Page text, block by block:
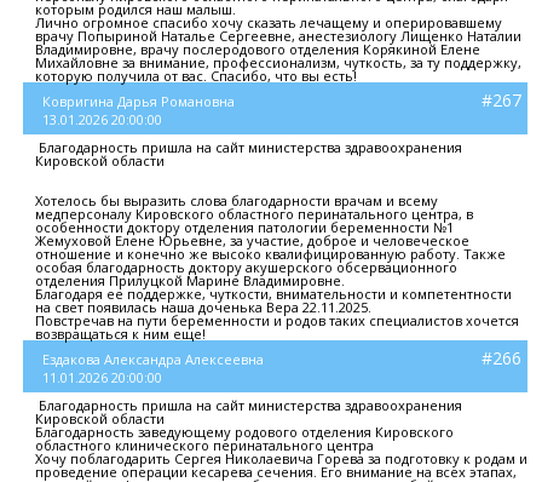
которым родился наш малыш.
Лично огромное спасибо хочу сказать лечащему и оперировавшему
врачу Попыриной Наталье Сергеевне, анестезиологу Лищенко Наталии
Владимировне, врачу послеродового отделения Корякиной Елене
Михайловне за внимание, профессионализм, чуткость, за ту поддержку,
которую получила от вас. Спасибо, что вы есть!
Ковригина Дарья Романовна
13.01.2026 20:00:00
#267
Благодарность пришла на сайт министерства здравоохранения
Кировской области
Хотелось бы выразить слова благодарности врачам и всему
медперсоналу Кировского областного перинатального центра, в
особенности доктору отделения патологии беременности №1
Жемуховой Елене Юрьевне, за участие, доброе и человеческое
отношение и конечно же высоко квалифицированную работу. Также
особая благодарность доктору акушерского обсервационного
отделения Прилуцкой Марине Владимировне.
Благодаря ее поддержке, чуткости, внимательности и компетентности
на свет появилась наша доченька Вера 22.11.2025.
Повстречав на пути беременности и родов таких специалистов хочется
возвращаться к ним еще!
Ездакова Александра Алексеевна
11.01.2026 20:00:00
#266
Благодарность пришла на сайт министерства здравоохранения
Кировской области
Благодарность заведующему родового отделения Кировского
областного клинического перинатального центра
Хочу поблагодарить Сергея Николаевича Горева за подготовку к родам и
проведение операции кесарева сечения. Его внимание на всех этапах,